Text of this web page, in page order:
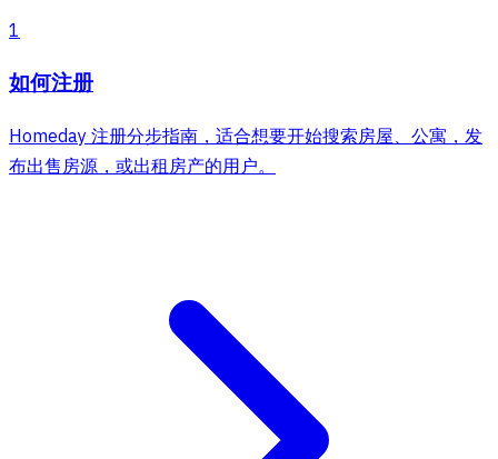
1
如何注册
Homeday 注册分步指南，适合想要开始搜索房屋、公寓，发
布出售房源，或出租房产的用户。